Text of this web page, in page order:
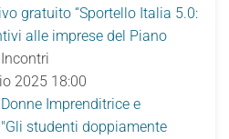
gratuito “Sportello Italia 5.0:
alle imprese del Piano
2025 18:00
Imprenditrice e
studenti doppiamente